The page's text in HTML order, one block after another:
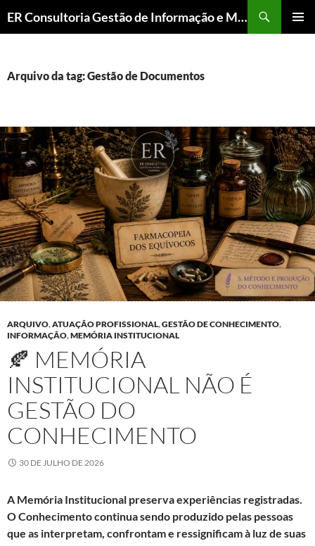
ER Consultoria Gestão de Informação e Memória Institucional
CONTEÚDO
Arquivo da tag: Gestão de Documentos
ARQUIVO,ATUAÇÃO PROFISSIONAL,GESTÃO DE CONHECIMENTO,
INFORMAÇÃO,MEMÓRIA INSTITUCIONAL
🍂 MEMÓRIA
INSTITUCIONAL NÃO É
GESTÃO DO
CONHECIMENTO
30 DE JULHO DE 2026
A Memória Institucional preserva experiências registradas.
O Conhecimento continua sendo produzido pelas pessoas
que as interpretam, confrontam e ressignificam à luz de suas